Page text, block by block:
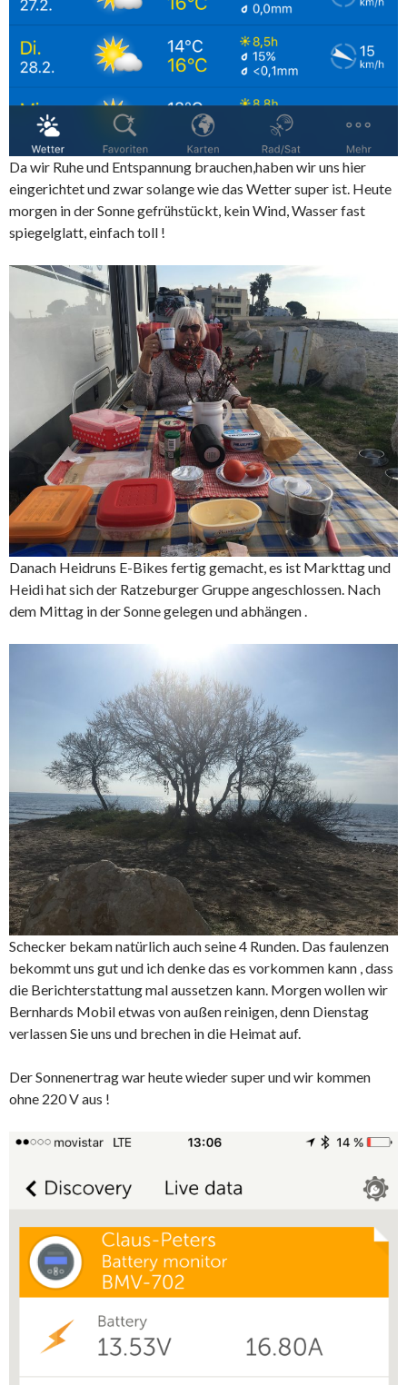
Da wir Ruhe und Entspannung brauchen,haben wir uns hier
eingerichtet und zwar solange wie das Wetter super ist. Heute
morgen in der Sonne gefrühstückt, kein Wind, Wasser fast
spiegelglatt, einfach toll !
Danach Heidruns E-Bikes fertig gemacht, es ist Markttag und
Heidi hat sich der Ratzeburger Gruppe angeschlossen. Nach
dem Mittag in der Sonne gelegen und abhängen .
Schecker bekam natürlich auch seine 4 Runden. Das faulenzen
bekommt uns gut und ich denke das es vorkommen kann , dass
die Berichterstattung mal aussetzen kann. Morgen wollen wir
Bernhards Mobil etwas von außen reinigen, denn Dienstag
verlassen Sie uns und brechen in die Heimat auf.
Der Sonnenertrag war heute wieder super und wir kommen
ohne 220 V aus !